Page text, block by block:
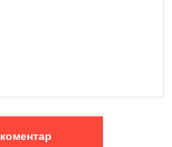
Залишити коментар